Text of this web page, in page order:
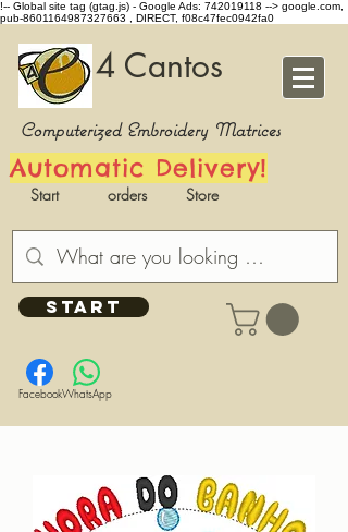
!-- Global site tag (gtag.js) - Google Ads: 742019118 --> google.com,
pub-8601164987327663 , DIRECT, f08c47fec0942fa0
4 Cantos
Computerized Embroidery Matrices
Automatic Delivery!
Start orders Store
START
FacebookWhatsApp